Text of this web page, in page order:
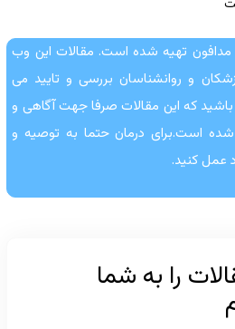
مدافون تهیه شده است. مقالات این وب
و روانشناسان بررسی و تایید می
باشید که این مقالات صرفا جهت آگاهی و
است.برای درمان حتما به توصیه و
عمل کنید.
را به شما